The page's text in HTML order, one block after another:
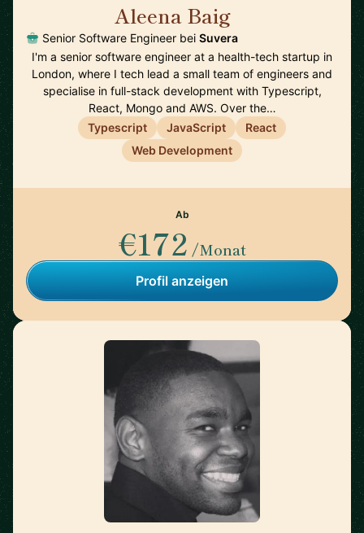
Aleena Baig
Senior Software Engineer bei Suvera
I'm a senior software engineer at a health-tech startup in
London, where I tech lead a small team of engineers and
specialise in full-stack development with Typescript,
React, Mongo and AWS. Over the…
Typescript
JavaScript
React
Web Development
Ab
€172 /Monat
Profil anzeigen